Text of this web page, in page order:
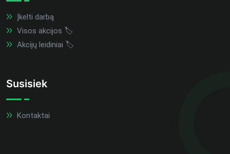
Įkelti darbą
Visos akcijos 🏷️
Akcijų leidiniai 🏷️
Susisiek
Kontaktai